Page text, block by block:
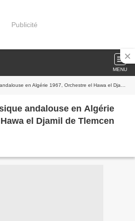
Publicité
MENU
en Algérie 1967, Orchestre el Hawa el Djamil de Tlemcen
andalouse en Algérie
el Djamil de Tlemcen